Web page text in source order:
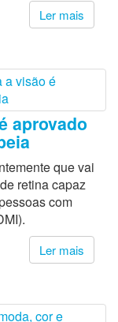
Ler mais
aprovado
que vai
retina capaz
com
Ler mais